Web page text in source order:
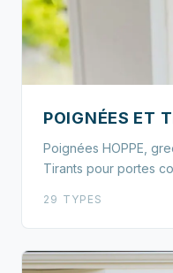
POIGNÉES ET
Poignées HOPPE,
Tirants pour portes
29 TYPES